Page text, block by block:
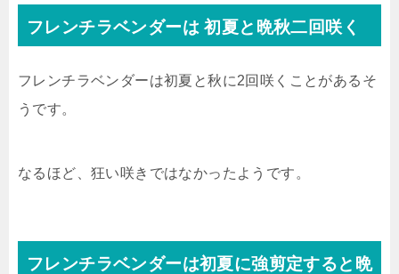
フレンチラベンダーは 初夏と晩秋二回咲く
フレンチラベンダーは初夏と秋に2回咲くことがあるそ
うです。
なるほど、狂い咲きではなかったようです。
フレンチラベンダーは初夏に強剪定すると晩